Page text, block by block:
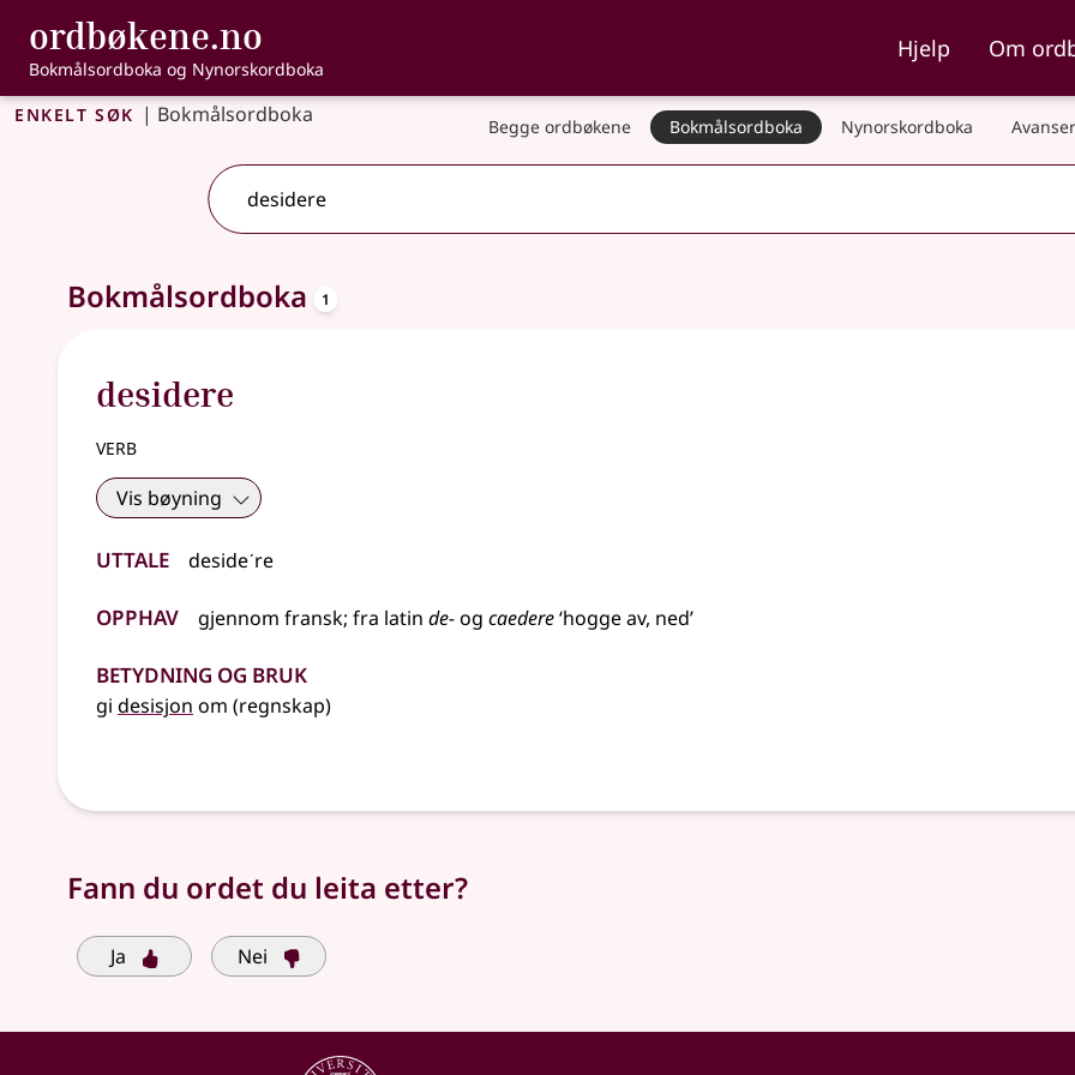
Gå til hovudinnhald
Tilgjenge
ordbøkene.no , Bokmålsordboka og Nynorskordboka
Bokmålsordboka og Nynorskordboka
Hjelp Om
Enkelt søk | Bokmålsordboka Begge ordbøkene Bokmålsordboka Nynorskordboka
Eitt treff.Ytterlegare søkjeforslag tilgjengelege
Bokmålsordboka 1
desidere
verb
Vis bøyning
Uttale desideˊre
Opphav gjennom fransk; fra latin de-og caedere‘hogge av, ned’
Betydning og bruk
gi desisjon om (regnskap)
Fann du ordet du leita etter?
Ja Nei